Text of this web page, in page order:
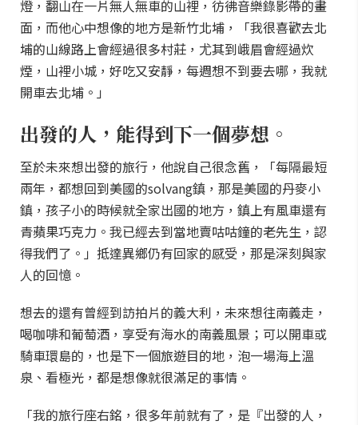
燈，翻山在一片無人無車的山裡，彷彿音樂錄影帶的畫
面，而他心中想像的地方是新竹北埔，「我很喜歡去北
埔的山線路上會經過很多村莊，尤其到峨眉會經過炊
煙，山裡小城，好吃又安靜，每週想不到要去哪，我就
開車去北埔。」
出發的人，能得到下一個夢想。
至於未來想出發的旅行，他說自己很念舊，「每隔最短
兩年，都想回到美國的solvang鎮，那是美國的丹麥小
鎮，孩子小的時候就全家出國的地方，鎮上有風車還有
青蘋果巧克力。我已經去到當地賣咕咕鐘的老先生，認
得我們了。」抵達異鄉仍有回家的感受，那是深刻與家
人的回憶。
想去的還有曾經到訪拍片的義大利，未來想往南義走，
喝咖啡和葡萄酒，享受有海水的南義風景；可以開車或
騎車環島的，也是下一個旅遊目的地，泡一場海上溫
泉、看極光，都是想像就很滿足的事情。
「我的旅行座右銘，很多年前就有了，是『出發的人，